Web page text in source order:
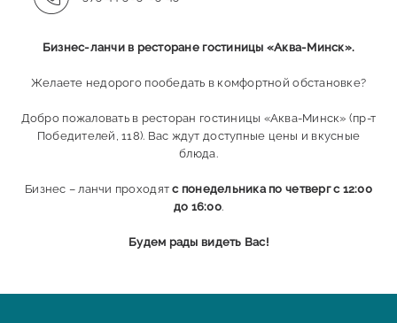
Бизнес-ланчи в ресторане гостиницы «Аква-Минск».
Желаете недорого пообедать в комфортной обстановке?
Добро пожаловать в ресторан гостиницы «Аква-Минск» (пр-т
Победителей, 118). Вас ждут доступные цены и вкусные
блюда.
Бизнес – ланчи проходятс понедельника по четверг с 12:00
до 16:00.
Будем рады видеть Вас!